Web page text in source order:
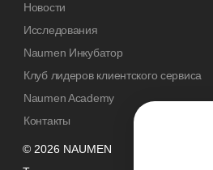
© 2026 NAUMEN
Новости
Исследования
Naumen Инкубатор
Клуб лидеров клиентского сервиса
Naumen Academy
Контакты